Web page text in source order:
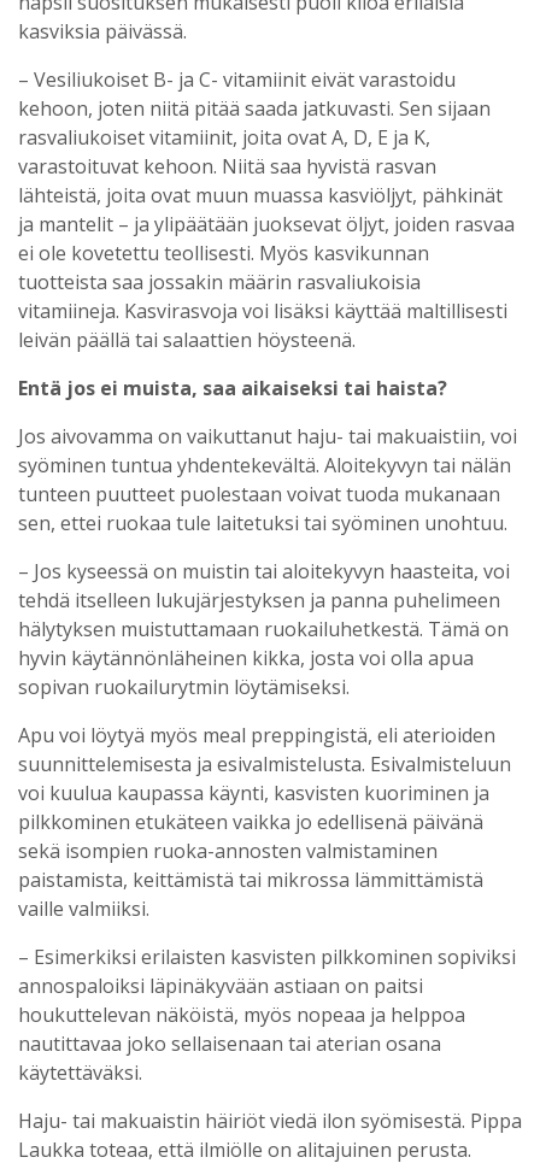
kasviksia päivässä.
– Vesiliukoiset B- ja C- vitamiinit eivät varastoidu
kehoon, joten niitä pitää saada jatkuvasti. Sen sijaan
rasvaliukoiset vitamiinit, joita ovat A, D, E ja K,
varastoituvat kehoon. Niitä saa hyvistä rasvan
lähteistä, joita ovat muun muassa kasviöljyt, pähkinät
ja mantelit – ja ylipäätään juoksevat öljyt, joiden rasvaa
ei ole kovetettu teollisesti. Myös kasvikunnan
tuotteista saa jossakin määrin rasvaliukoisia
vitamiineja. Kasvirasvoja voi lisäksi käyttää maltillisesti
leivän päällä tai salaattien höysteenä.
Entä jos ei muista, saa aikaiseksi tai haista?
Jos aivovamma on vaikuttanut haju- tai makuaistiin, voi
syöminen tuntua yhdentekevältä. Aloitekyvyn tai nälän
tunteen puutteet puolestaan voivat tuoda mukanaan
sen, ettei ruokaa tule laitetuksi tai syöminen unohtuu.
– Jos kyseessä on muistin tai aloitekyvyn haasteita, voi
tehdä itselleen lukujärjestyksen ja panna puhelimeen
hälytyksen muistuttamaan ruokailuhetkestä. Tämä on
hyvin käytännönläheinen kikka, josta voi olla apua
sopivan ruokailurytmin löytämiseksi.
Apu voi löytyä myös meal preppingistä, eli aterioiden
suunnittelemisesta ja esivalmistelusta. Esivalmisteluun
voi kuulua kaupassa käynti, kasvisten kuoriminen ja
pilkkominen etukäteen vaikka jo edellisenä päivänä
sekä isompien ruoka-annosten valmistaminen
paistamista, keittämistä tai mikrossa lämmittämistä
vaille valmiiksi.
– Esimerkiksi erilaisten kasvisten pilkkominen sopiviksi
annospaloiksi läpinäkyvään astiaan on paitsi
houkuttelevan näköistä, myös nopeaa ja helppoa
nautittavaa joko sellaisenaan tai aterian osana
käytettäväksi.
Haju- tai makuaistin häiriöt viedä ilon syömisestä. Pippa
Laukka toteaa, että ilmiölle on alitajuinen perusta.